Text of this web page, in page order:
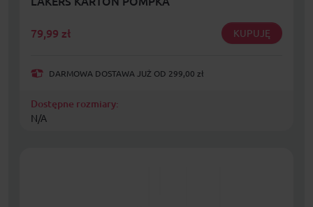
79,99 zł KUPUJĘ
DARMOWA DOSTAWA JUŻ OD 299,00 zł
Dostępne rozmiary:
N/A